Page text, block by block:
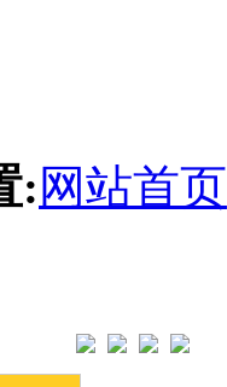
: 网站首页